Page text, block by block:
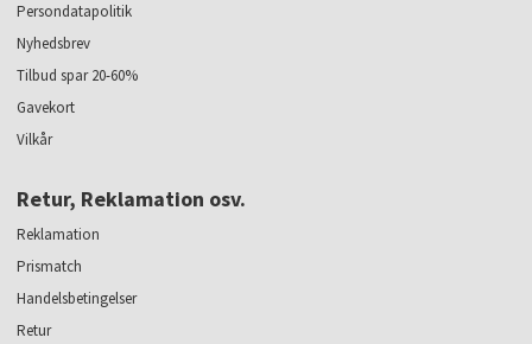
Persondatapolitik
Nyhedsbrev
Tilbud spar 20-60%
Gavekort
Vilkår
Retur, Reklamation osv.
Reklamation
Prismatch
Handelsbetingelser
Retur